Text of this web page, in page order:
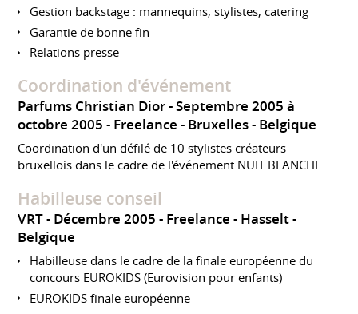
Gestion backstage : mannequins, stylistes, catering
Garantie de bonne fin
Relations presse
Coordination d'événement
Parfums Christian Dior
Septembre 2005 à
octobre 2005 Freelance Bruxelles Belgique
Coordination d'un défilé de 10 stylistes créateurs
bruxellois dans le cadre de l'événement NUIT BLANCHE
Habilleuse conseil
VRT Décembre 2005 Freelance
Hasselt
Belgique
Habilleuse dans le cadre de la finale européenne du
concours EUROKIDS (Eurovision pour enfants)
EUROKIDS finale européenne